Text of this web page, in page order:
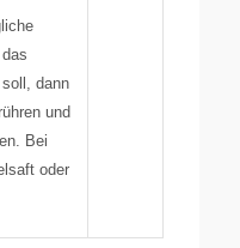
dann
und
Bei
oder